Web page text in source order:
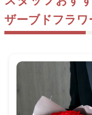
ザーブドフラワ